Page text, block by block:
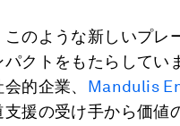
のような新しいプレ
クトをもたらしてい
的企業、 Mandulis
援の受け手から価値